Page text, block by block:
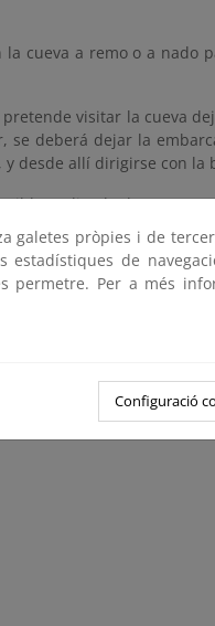
la cueva a remo o a nado
visitar la cueva
se deberá dejar la
desde allí dirigirse con la
realizarlo de manera
galetes pròpies i de
estadístiques de
Per a més
Configuració